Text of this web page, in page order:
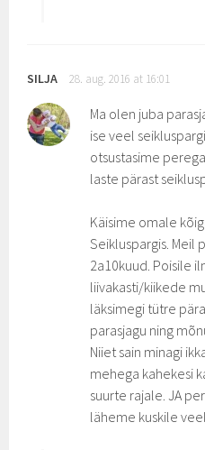
SILJA 28. aug. 2016 at 16:01
Ma olen juba
ise veel
otsustasime
laste pärast
Käisime omale
Seikluspargis. Meil
2a10kuud. Poisile
liivakasti/kiikede
läksimegi tütre
parasjagu ning
Niiet sain minagi
mehega kahekesi
suurte rajale. JA
läheme kuskile